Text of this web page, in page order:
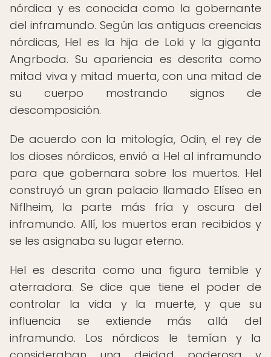
nórdica y es conocida como la gobernante
del inframundo. Según las antiguas creencias
nórdicas, Hel es la hija de Loki y la giganta
Angrboda. Su apariencia es descrita como
mitad viva y mitad muerta, con una mitad de
su cuerpo mostrando signos de
descomposición.
De acuerdo con la mitología, Odin, el rey de
los dioses nórdicos, envió a Hel al inframundo
para que gobernara sobre los muertos. Hel
construyó un gran palacio llamado Elíseo en
Niflheim, la parte más fría y oscura del
inframundo. Allí, los muertos eran recibidos y
se les asignaba su lugar eterno.
Hel es descrita como una figura temible y
aterradora. Se dice que tiene el poder de
controlar la vida y la muerte, y que su
influencia se extiende más allá del
inframundo. Los nórdicos le temían y la